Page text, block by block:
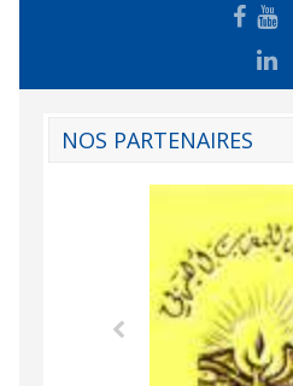
NOS PARTENAIRES